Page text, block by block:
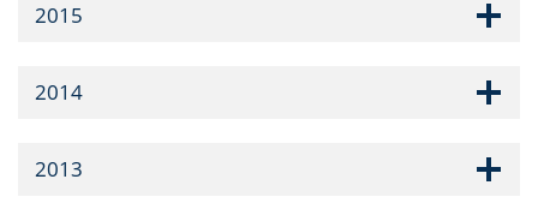
2015
2014
2013